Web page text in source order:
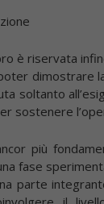
è riservata
dimostrare
soltanto
sostenere
più
fase
parte